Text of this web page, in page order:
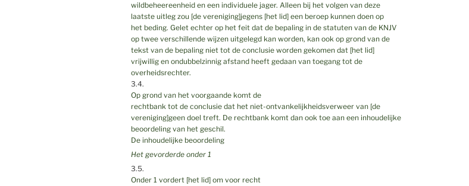
wildbeheereenheid en een individuele jager. Alleen bij het volgen van deze
laatste uitleg zou [de vereniging]jegens [het lid] een beroep kunnen doen op
het beding. Gelet echter op het feit dat de bepaling in de statuten van de KNJV
op twee verschillende wijzen uitgelegd kan worden, kan ook op grond van de
tekst van de bepaling niet tot de conclusie worden gekomen dat [het lid]
vrijwillig en ondubbelzinnig afstand heeft gedaan van toegang tot de
overheidsrechter.
3.4.
Op grond van het voorgaande komt de
rechtbank tot de conclusie dat het niet-ontvankelijkheidsverweer van [de
vereniging]geen doel treft. De rechtbank komt dan ook toe aan een inhoudelijke
beoordeling van het geschil.
De inhoudelijke beoordeling
Het gevorderde onder 1
3.5.
Onder 1 vordert [het lid] om voor recht